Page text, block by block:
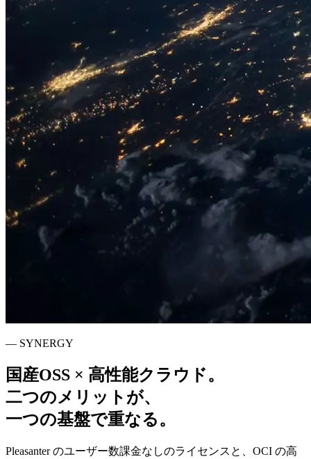
— SYNERGY
国産OSS × 高性能クラウド。
二つのメリットが、
一つの基盤で重なる。
Pleasanter のユーザー数課金なしのライセンスと、OCI の高